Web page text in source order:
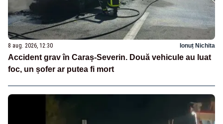
8 aug. 2026, 12:30 Ionuț Nichita
Accident grav în Caraș-Severin. Două vehicule au luat
foc, un șofer ar putea fi mort